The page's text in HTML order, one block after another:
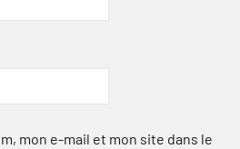
mon e-mail et mon site dans le